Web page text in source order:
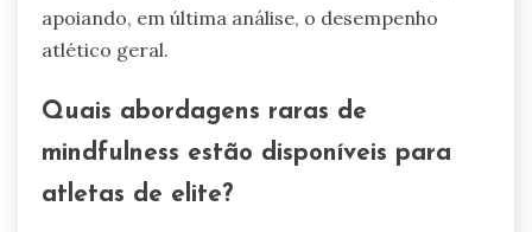
apoiando, em última análise, o desempenho
atlético geral.
Quais abordagens raras de
mindfulness estão disponíveis para
atletas de elite?